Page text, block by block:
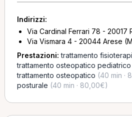
Indirizzi:
Via Cardinal Ferrari 78 - 20017
Via Vismara 4 - 20044 Arese
Prestazioni:trattamento
trattamento osteopatico pediatrico
trattamento osteopatico (40 min ·
posturale (40 min · 80,00€)